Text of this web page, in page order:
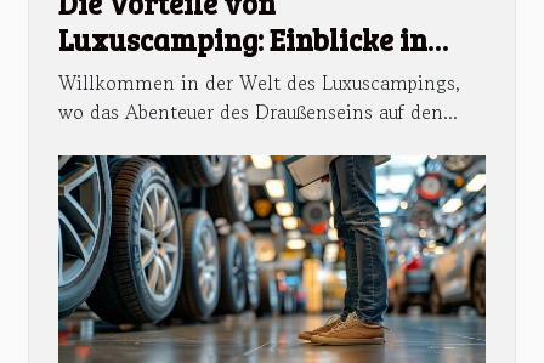
Luxuscamping: Einblicke in
hochwertige Mobilheime und
erstklassige Einrichtungen
Willkommen in der Welt des Luxuscampings,
wo das Abenteuer des Draußenseins auf den...